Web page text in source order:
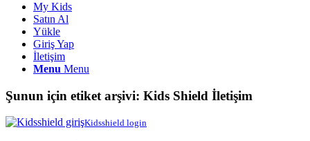
My Kids
Satın Al
Yükle
Giriş Yap
İletişim
Menu Menu
Şunun için etiket arşivi: Kids Shield İletişim
Kidsshield login